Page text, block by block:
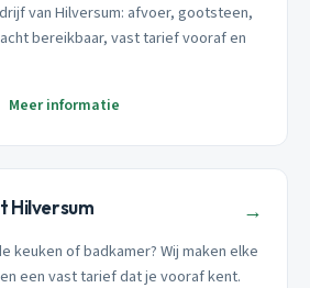
van Hilversum: afvoer, gootsteen,
bereikbaar, vast tarief vooraf en
Meer informatie
Hilversum →
keuken of badkamer? Wij maken elke
een vast tarief dat je vooraf kent.